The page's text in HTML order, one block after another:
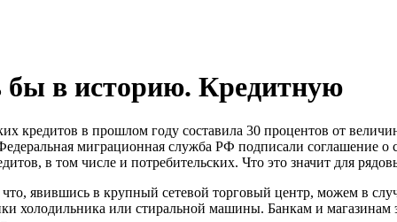
бы в историю. Кредитную
кредитов в прошлом году составила 30 процентов от
миграционная служба РФ подписали соглашение о
в том числе и потребительских. Что это значит для
явившись в крупный сетевой торговый центр, можем в
холодильника или стиральной машины. Банкам и магазинам